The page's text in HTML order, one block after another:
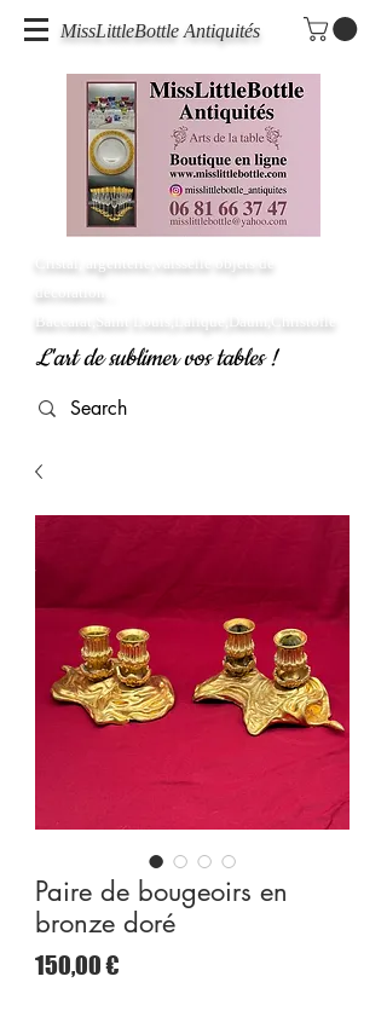
MissLittleBottle Antiquités
Cristal, argenterie,vaisselle objets de
décoration...
Baccarat,Saint Louis,Lalique,Daum,Christofle
L'art de sublimer vos tables !
Paire de bougeoirs en
bronze doré
150,00 €